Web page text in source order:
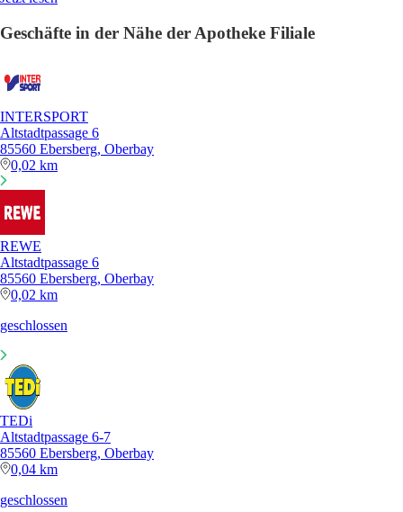
Geschäfte in der Nähe der Apotheke Filiale
INTERSPORT
Altstadtpassage 6
85560 Ebersberg, Oberbay
0,02 km
REWE
Altstadtpassage 6
85560 Ebersberg, Oberbay
0,02 km
geschlossen
TEDi
Altstadtpassage 6-7
85560 Ebersberg, Oberbay
0,04 km
geschlossen